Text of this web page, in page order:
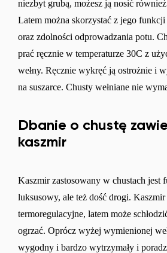
Zmień region
Wybierz język
Zmień
niezbyt grubą, możesz ją nosić
Latem można skorzystać z jego
oraz zdolności odprowadzania potu.
prać ręcznie w temperaturze 30C z
wełny. Ręcznie wykręć ją ostrożnie i
na suszarce. Chusty wełniane nie
Dbanie o chustę
kaszmir
Kaszmir zastosowany w chustach jest
luksusowy, ale też dość drogi. Kaszmir
termoregulacyjne, latem może
ogrzać. Oprócz wyżej wymienionej
wygodny i bardzo wytrzymały i